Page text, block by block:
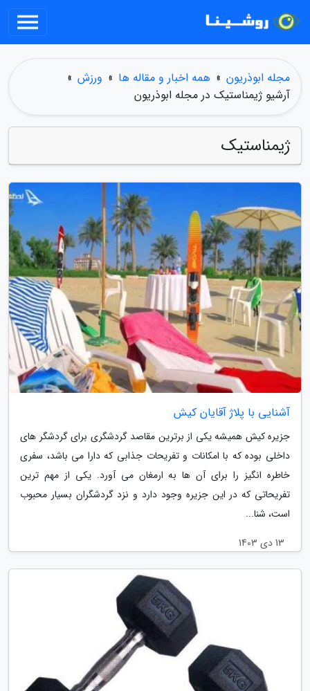
مجله ابوذریون » همه اخبار و مقاله ها » ورزش »
آرشیو ژیمناستیک در مجله ابوذریون
ژیمناستیک
آشنایی با پلاژ آقایان کیش
جزیره کیش همیشه یکی از برترین مقاصد گردشگری برای گردشگر های
داخلی بوده که با امکانات و تفریحات جذابی که دارا می باشد، سفری
خاطره انگیز را برای آن ها به ارمغان می آورد. یکی از مهم ترین
تفریحاتی که در این جزیره وجود دارد و نزد گردشگران بسیار محبوب
است، شنا...
13 دی 1403